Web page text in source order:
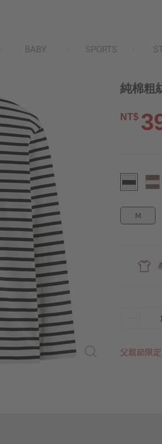
BABY SPORTS
純棉粗
NT$
M
1
父親節限